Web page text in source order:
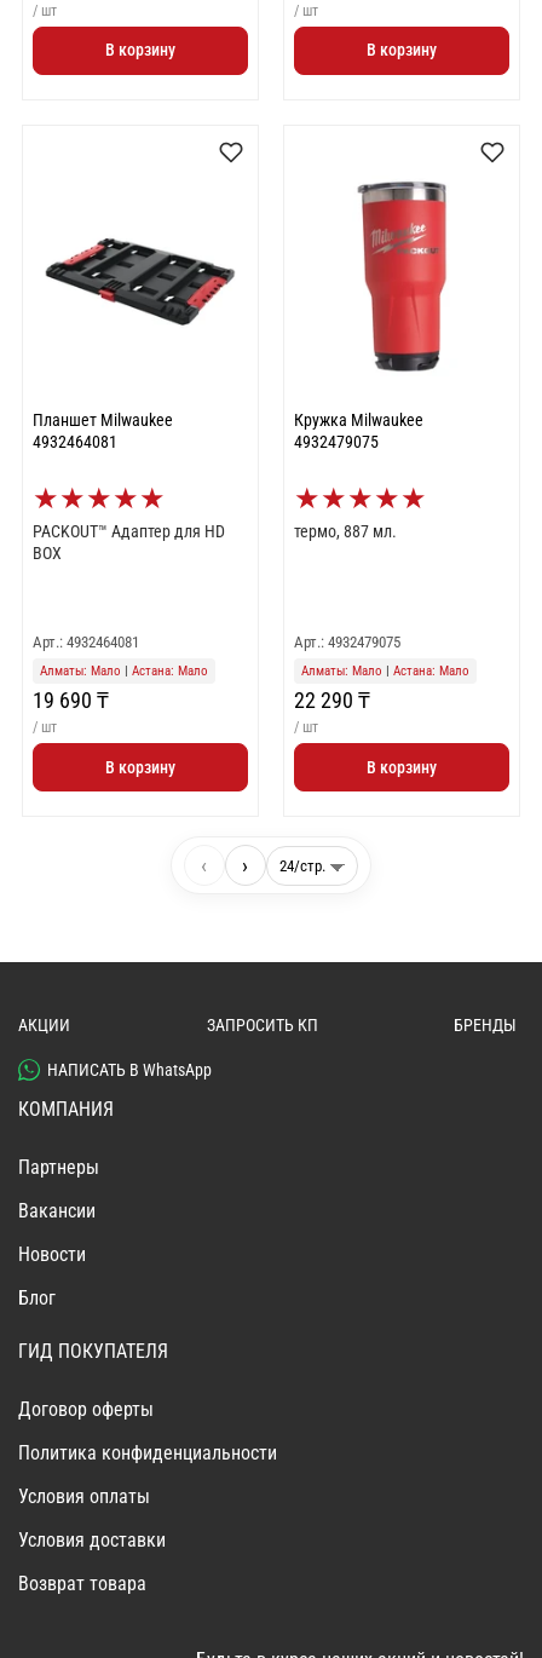
/ шт
В корзину
/ шт
В корзину
Планшет Milwaukee
4932464081
★★★★★
PACKOUT™ Адаптер для HD
BOX
Арт.: 4932464081
Алматы: Мало Астана: Мало
19 690 ₸
/ шт
В корзину
Кружка Milwaukee
4932479075
★★★★★
термо, 887 мл.
Арт.: 4932479075
Алматы: Мало Астана: Мало
22 290 ₸
/ шт
В корзину
‹ ›
АКЦИИ ЗАПРОСИТЬ КП БРЕНДЫ
НАПИСАТЬ В WhatsApp
КОМПАНИЯ
Партнеры
Вакансии
Новости
Блог
ГИД ПОКУПАТЕЛЯ
Договор оферты
Политика конфиденциальности
Условия оплаты
Условия доставки
Возврат товара